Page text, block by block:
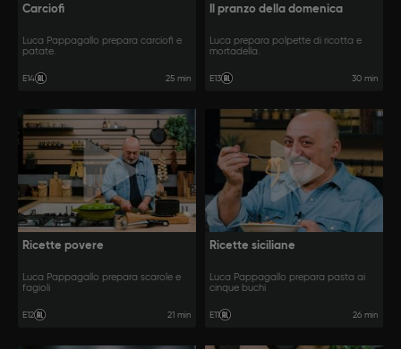
Carciofi
Luca Pappagallo prepara carciofi e
patate.
E14 25 min
Il pranzo della domenica
Luca prepara polpette di ricotta e
mortadella.
E13 30 min
Ricette povere
Luca Pappagallo prepara scarole e
fagioli
E12 21 min
Ricette siciliane
Luca Pappagallo prepara pasta ai
cinque buchi
E11 26 min